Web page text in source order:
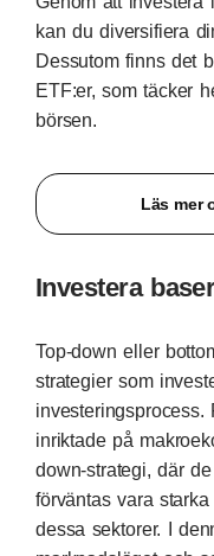
kan du diversifiera
Dessutom finns det
ETF:er, som täcker
börsen.
Läs mer
Investera
Top-down eller
strategier som
inriktade på
down-strategi, där
förväntas vara
dessa sektorer. I